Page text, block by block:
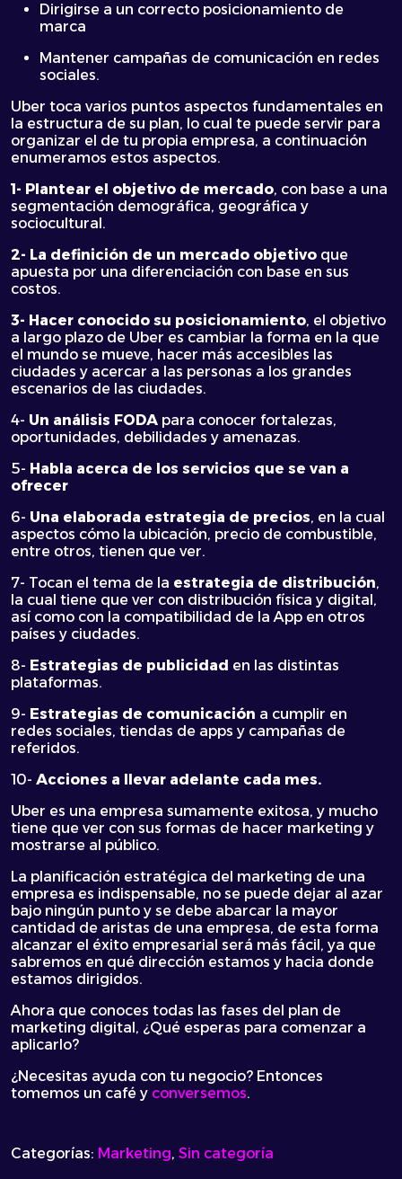
Dirigirse a un correcto posicionamiento de
marca
Mantener campañas de comunicación en redes
sociales.
Uber toca varios puntos aspectos fundamentales en
la estructura de su plan, lo cual te puede servir para
organizar el de tu propia empresa, a continuación
enumeramos estos aspectos.
1- Plantear el objetivo de mercado, con base a una
segmentación demográfica, geográfica y
sociocultural.
2- La definición de un mercado objetivo que
apuesta por una diferenciación con base en sus
costos.
3- Hacer conocido su posicionamiento, el objetivo
a largo plazo de Uber es cambiar la forma en la que
el mundo se mueve, hacer más accesibles las
ciudades y acercar a las personas a los grandes
escenarios de las ciudades.
4- Un análisis FODA para conocer fortalezas,
oportunidades, debilidades y amenazas.
5- Habla acerca de los servicios que se van a
ofrecer
6- Una elaborada estrategia de precios, en la cual
aspectos cómo la ubicación, precio de combustible,
entre otros, tienen que ver.
7- Tocan el tema de la estrategia de distribución,
la cual tiene que ver con distribución física y digital,
así como con la compatibilidad de la App en otros
países y ciudades.
8- Estrategias de publicidad en las distintas
plataformas.
9- Estrategias de comunicación a cumplir en
redes sociales, tiendas de apps y campañas de
referidos.
10- Acciones a llevar adelante cada mes.
Uber es una empresa sumamente exitosa, y mucho
tiene que ver con sus formas de hacer marketing y
mostrarse al público.
La planificación estratégica del marketing de una
empresa es indispensable, no se puede dejar al azar
bajo ningún punto y se debe abarcar la mayor
cantidad de aristas de una empresa, de esta forma
alcanzar el éxito empresarial será más fácil, ya que
sabremos en qué dirección estamos y hacia donde
estamos dirigidos.
Ahora que conoces todas las fases del plan de
marketing digital, ¿Qué esperas para comenzar a
aplicarlo?
¿Necesitas ayuda con tu negocio? Entonces
tomemos un café y conversemos.
Categorías: Marketing, Sin categoría